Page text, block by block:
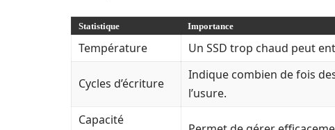
Statistique Importance
Température Un SSD trop chaud peut
Cycles d’écriture
Indique combien de fois
l’usure.
Capacité